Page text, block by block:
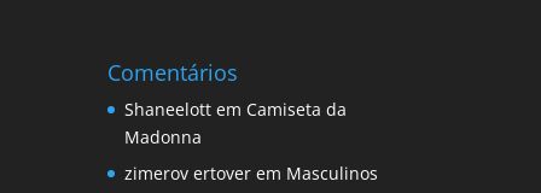
Comentários
Shaneelott em Camiseta da
Madonna
zimerov ertover em Masculinos